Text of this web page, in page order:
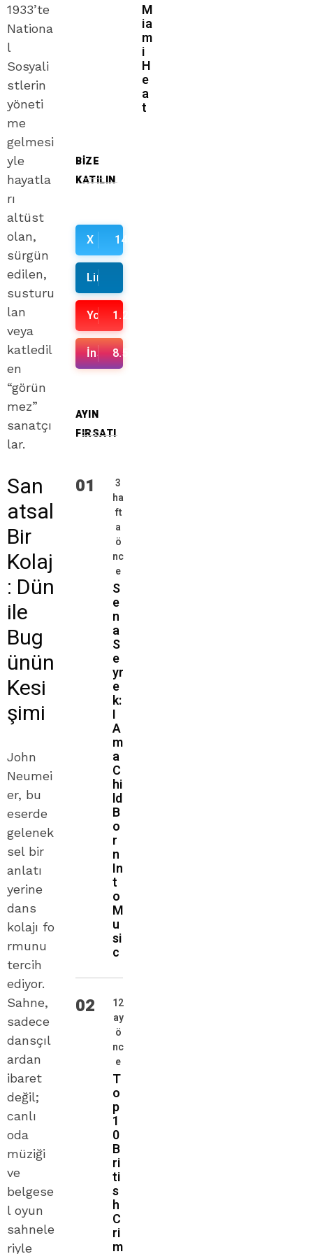
1933’te
Nationa
l
Sosyali
stlerin
yöneti
me
gelmesi
yle
hayatla
rı
altüst
olan,
sürgün
edilen,
susturu
lan
veya
katledil
en
“görün
mez”
sanatçı
lar.
San
atsal
Bir
Kolaj
: Dün
ile
Bug
ünün
Kesi
şimi
John
Neumei
er, bu
eserde
gelenek
sel bir
anlatı
yerine
dans
kolajı fo
rmunu
tercih
ediyor.
Sahne,
sadece
dansçıl
ardan
ibaret
değil;
canlı
oda
müziği
ve
belgese
l oyun
sahnele
riyle
M
ia
m
i
H
e
a
t
BIZE
KATILIN
X Network
146
Linkedin
Youtube
1.2K
İnstagram
8.5K
AYIN
FIRSATI
01
3
ha
ft
a
ö
nc
e
S
e
n
a
S
e
yr
e
k:
I
A
m
a
C
hi
ld
B
o
r
n
In
t
o
M
u
si
c
02
12
ay
ö
nc
e
T
o
p
1
0
B
ri
ti
s
h
C
ri
m